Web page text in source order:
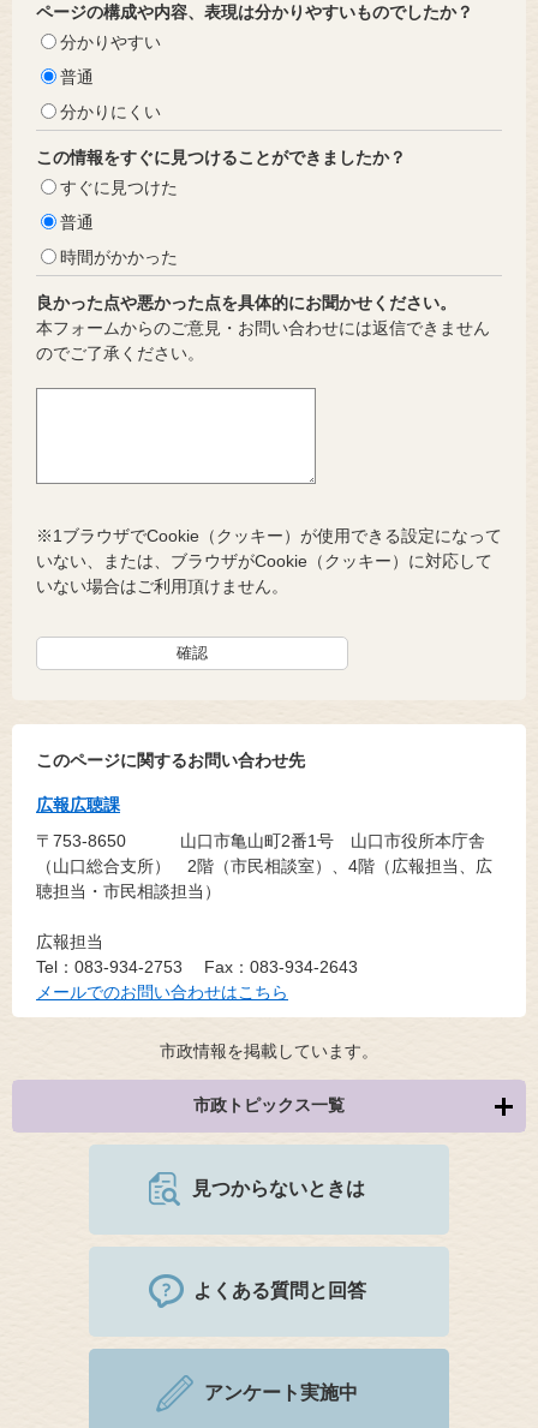
ページの構成や内容、表現は分かりやすいものでしたか？
分かりやすい
普通
分かりにくい
この情報をすぐに見つけることができましたか？
すぐに見つけた
普通
時間がかかった
良かった点や悪かった点を具体的にお聞かせください。
本フォームからのご意見・お問い合わせには返信できません
のでご了承ください。
※1ブラウザでCookie（クッキー）が使用できる設定になって
いない、または、ブラウザがCookie（クッキー）に対応して
いない場合はご利用頂けません。
このページに関するお問い合わせ先
広報広聴課
〒753-8650
山口市亀山町2番1号 山口市役所本庁舎
（山口総合支所） 2階（市民相談室）、4階（広報担当、広
聴担当・市民相談担当）
広報担当
Tel：083-934-2753
Fax：083-934-2643
メールでのお問い合わせはこちら
市政情報を掲載しています。
市政トピックス一覧
見つからないときは
よくある質問と回答
アンケート実施中